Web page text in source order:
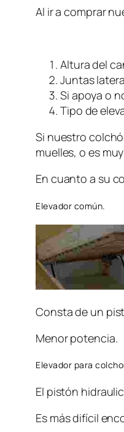
Al ir a comprar
Altura del
Juntas
Si apoya o
Tipo de
Si nuestro
muelles, o es
En cuanto a su
Elevador común.
Consta de un
Menor potencia.
Elevador para
El pistón
Es más difícil